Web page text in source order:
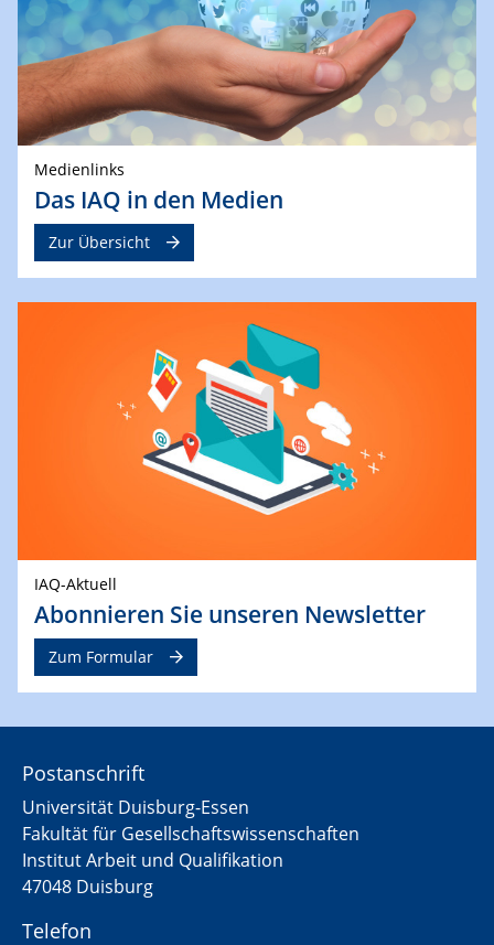
Medienlinks
Das IAQ in den Medien
Zur Übersicht
IAQ-Aktuell
Abonnieren Sie unseren Newsletter
Zum Formular
Postanschrift
Universität Duisburg-Essen
Fakultät für Gesellschaftswissenschaften
Institut Arbeit und Qualifikation
47048 Duisburg
Telefon